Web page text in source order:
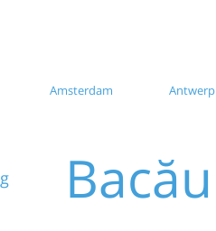
Amsterdam Antwerp
Bacău